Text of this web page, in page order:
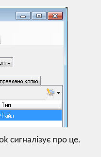
сигналізує про це.